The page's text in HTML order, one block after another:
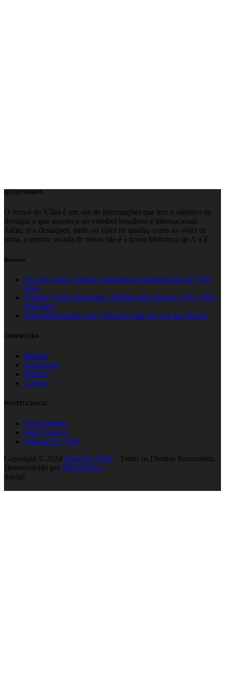
QUEM SOMOS
O Jornal do Vôlei é um site de informações que tem o objetivo de
divulgar o que acontece no voleibol brasileiro e internacional.
Além, dos destaques, tanto no vôlei de quadra como no vôlei de
praia, a grande sacada de nosso site é a nossa biblioteca de A a Z
Recentes
Em um jogaço, Polônia conquista o tricampeonato da VNL
2026
Estados Unidos desafiam a Polônia pelo título da VNL 2026
masculina
Jogo emocionante leva o Brasil à final da Liga das Nações
COBERTURA
Paulista
Paranaense
Mineiro
Carioca
INSTITUCIONAL
Quem Somos
Fale Conosco
Notícias do Vôlei
Copyright © 2024 Jornal do Vôlei - Todos os Direitos Reservados.
Desenvolvido por Pixel Project
Social: